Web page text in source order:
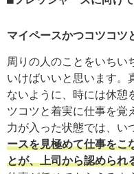
マイペースかつコツコツ
周りの人のことをいちい
いけばいいと思います。
ないように、時には休憩
ツコツと着実に仕事を覚
力が入った状態では、い
ースを見極めて仕事をこ
とが、上司から認められ